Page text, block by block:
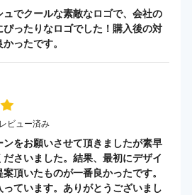
ュでクールな素敵なロゴで、会社の
ったりなロゴでした！購入後の対
ったです。
ビュー済み
をお願いさせて頂きましたが素早
ださいました。結果、最初にデザイ
頂いたものが一番良かったです。
っています。ありがとうございまし